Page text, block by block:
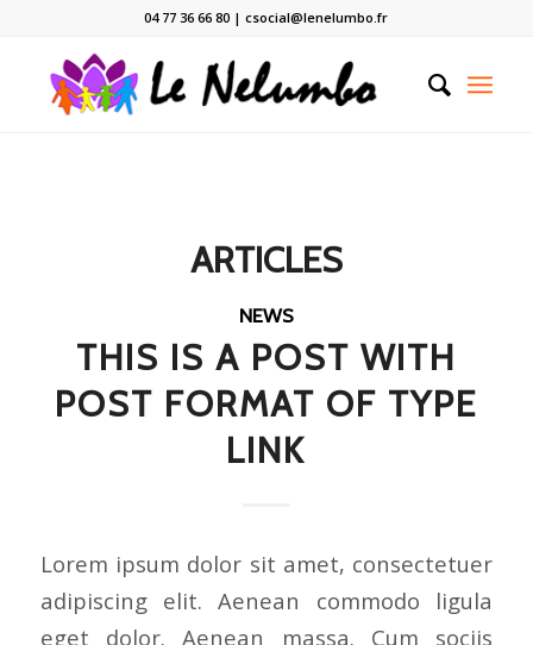
04 77 36 66 80 | csocial@lenelumbo.fr
ARTICLES
NEWS
THIS IS A POST WITH
POST FORMAT OF TYPE
LINK
Lorem ipsum dolor sit amet, consectetuer
adipiscing elit. Aenean commodo ligula
eget dolor. Aenean massa. Cum sociis